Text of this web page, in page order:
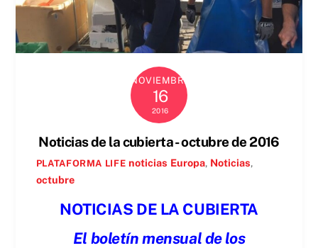
NOVIEMBRE
16
2016
Noticias de la cubierta - octubre de 2016
PLATAFORMA LIFE noticias Europa, Noticias,
octubre
NOTICIAS DE LA CUBIERTA
El boletín mensual de los